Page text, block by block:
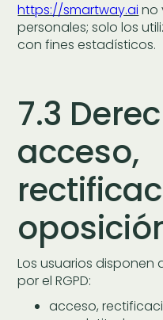
https://smartway.ai no
personales; solo los
con fines estadísticos.
7.3
acceso,
Los usuarios disponen
por el RGPD:
acceso,